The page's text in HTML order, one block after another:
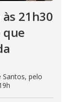
21h30
que
pelo